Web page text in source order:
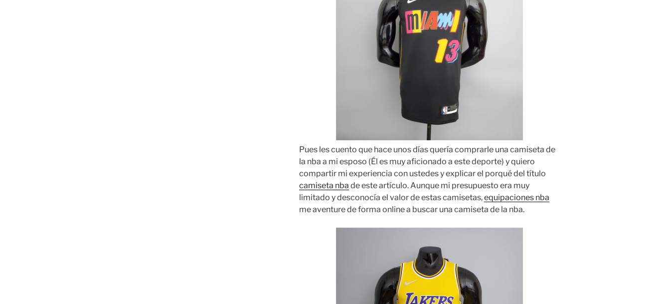
Pues les cuento que hace unos días quería comprarle una camiseta de
la nba a mi esposo (Él es muy aficionado a este deporte) y quiero
compartir mi experiencia con ustedes y explicar el porqué del título
camiseta nba de este artículo. Aunque mi presupuesto era muy
limitado y desconocía el valor de estas camisetas,equipaciones nba
me aventure de forma online a buscar una camiseta de la nba.